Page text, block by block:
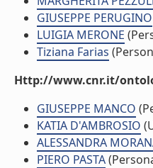
GIUSEPPE PERUGINO
LUIGIA MERONE
Tiziana Farias
Http://www.cnr.it/
GIUSEPPE MANCO
KATIA D'AMBROSIO
ALESSANDRA
PIERO PASTA